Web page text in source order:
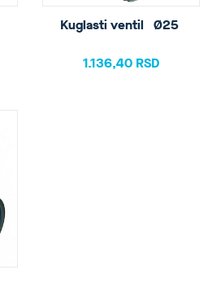
Kuglasti ventil   Ø25
1.136,40 RSD